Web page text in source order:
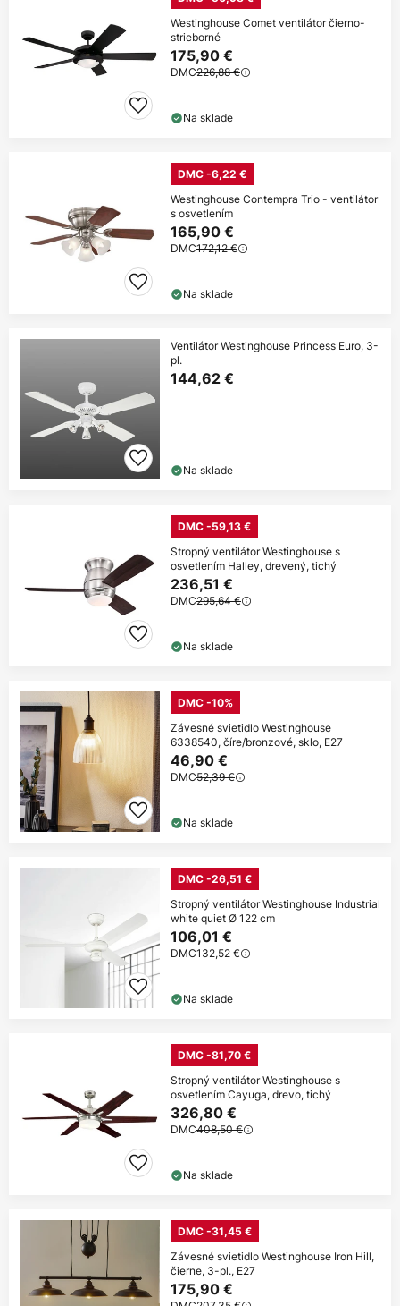
Westinghouse Comet ventilátor čierno-
strieborné
175,90 €
DMC226,88 €
Na sklade
DMC -6,22 €
Westinghouse Contempra Trio - ventilátor
s osvetlením
165,90 €
DMC172,12 €
Na sklade
Ventilátor Westinghouse Princess Euro, 3-
pl.
144,62 €
Na sklade
DMC -59,13 €
Stropný ventilátor Westinghouse s
osvetlením Halley, drevený, tichý
236,51 €
DMC295,64 €
Na sklade
DMC -10%
Závesné svietidlo Westinghouse
6338540, číre/bronzové, sklo, E27
46,90 €
DMC52,39 €
Na sklade
DMC -26,51 €
Stropný ventilátor Westinghouse Industrial
white quiet Ø 122 cm
106,01 €
DMC132,52 €
Na sklade
DMC -81,70 €
Stropný ventilátor Westinghouse s
osvetlením Cayuga, drevo, tichý
326,80 €
DMC408,50 €
Na sklade
DMC -31,45 €
Závesné svietidlo Westinghouse Iron Hill,
čierne, 3-pl., E27
175,90 €